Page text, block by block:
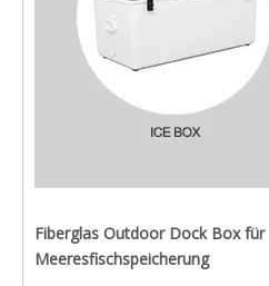
Fiberglas Outdoor Dock Box für
Meeresfischspeicherung